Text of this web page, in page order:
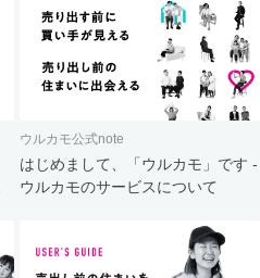
ウルカモ公式note
はじめまして、「ウルカモ」です -
ウルカモのサービスについて